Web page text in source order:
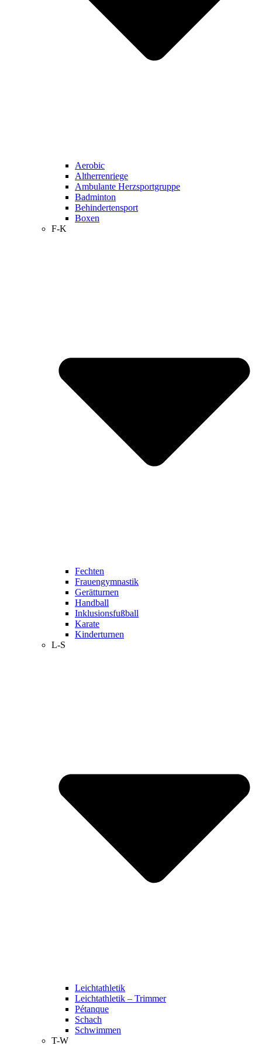
Aerobic
Altherrenriege
Ambulante Herzsportgruppe
Badminton
Behindertensport
Boxen
F-K
Fechten
Frauengymnastik
Gerätturnen
Handball
Inklusionsfußball
Karate
Kinderturnen
L-S
Leichtathletik
Leichtathletik – Trimmer
Pétanque
Schach
Schwimmen
T-W